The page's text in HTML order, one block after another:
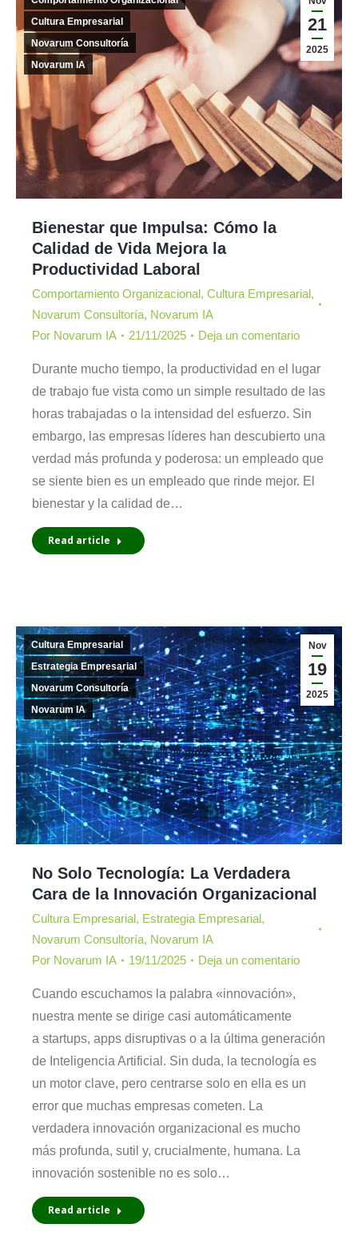
21
2025
Cultura Empresarial
Novarum Consultoría
Novarum IA
Bienestar que Impulsa: Cómo la
Calidad de Vida Mejora la
Productividad Laboral
Comportamiento Organizacional, Cultura Empresarial,
Novarum Consultoría, Novarum IA
Por Novarum IA 21/11/2025 Deja un comentario
Durante mucho tiempo, la productividad en el lugar
de trabajo fue vista como un simple resultado de las
horas trabajadas o la intensidad del esfuerzo. Sin
embargo, las empresas líderes han descubierto una
verdad más profunda y poderosa: un empleado que
se siente bien es un empleado que rinde mejor. El
bienestar y la calidad de…
Read article
Nov
19
2025
Cultura Empresarial
Estrategia Empresarial
Novarum Consultoría
Novarum IA
No Solo Tecnología: La Verdadera
Cara de la Innovación Organizacional
Cultura Empresarial, Estrategia Empresarial,
Novarum Consultoría, Novarum IA
Por Novarum IA 19/11/2025 Deja un comentario
Cuando escuchamos la palabra «innovación»,
nuestra mente se dirige casi automáticamente
a startups, apps disruptivas o a la última generación
de Inteligencia Artificial. Sin duda, la tecnología es
un motor clave, pero centrarse solo en ella es un
error que muchas empresas cometen. La
verdadera innovación organizacional es mucho
más profunda, sutil y, crucialmente, humana. La
innovación sostenible no es solo…
Read article